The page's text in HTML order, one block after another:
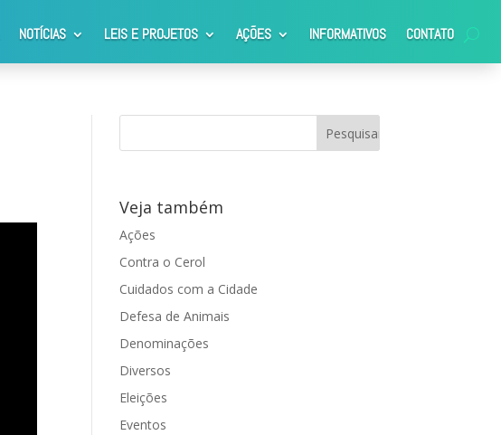
NOTÍCIAS LEIS E PROJETOS AÇÕES INFORMATIVOS CONTATO
Veja também
Ações
Contra o Cerol
Cuidados com a Cidade
Defesa de Animais
Denominações
Diversos
Eleições
Eventos